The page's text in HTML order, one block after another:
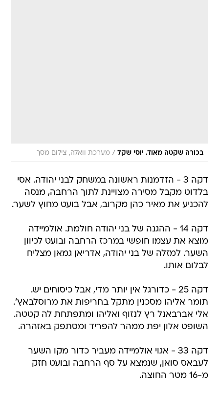
בכורה שקטה מאוד. יוסי שקל / מערכת וואלה, צילום מסך
דקה 3 - הזדמנות ראשונה במשחק לבני יהודה. אסי
בלדוט מקבל מסירה מצויינת לתוך הרחבה, מנסה
להכניע את מאיר כהן מקרוב, אבל בועט מחוץ לשער.
דקה 14 - ההגנה של בני יהודה חולמת. אולמיידה
מוצא את עצמו חופשי במרכז הרחבה ובועט לכיוון
השער. למזלה של בני יהודה, אדריאן גמאן מצליח
לבלום אותו.
דקה 25 - כדורגל אין יותר מדי, אבל כיסוחים יש.
תומר אליהו מסכנין מתקל בחריפות את מרוסלבאץ'.
אלי אברבאנל רץ לנזוף ואליהו ומתפתחת לה קטטה.
השופט אלון יפת ממהר להפריד ומסתפק באזהרה.
דקה 33 - אגוי אולמיידה מעביר כדור מקו השער
לעבאס סואן, שנמצא על סף הרחבה ובועט חזק
מ-16 מטר החוצה.